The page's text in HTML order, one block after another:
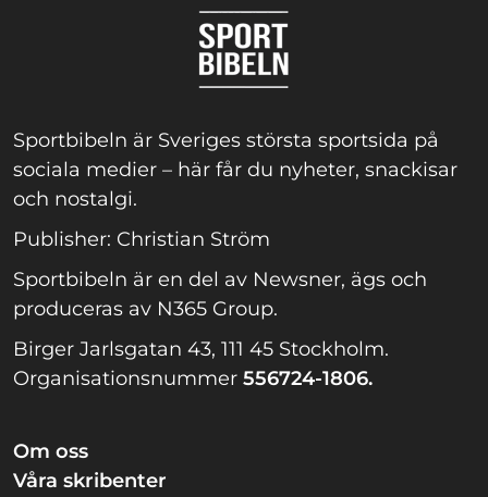
Sportbibeln är Sveriges största sportsida på
sociala medier – här får du nyheter, snackisar
och nostalgi.
Publisher: Christian Ström
Sportbibeln är en del av Newsner, ägs och
produceras av N365 Group.
Birger Jarlsgatan 43, 111 45 Stockholm.
Organisationsnummer 556724-1806.
Om oss
Våra skribenter